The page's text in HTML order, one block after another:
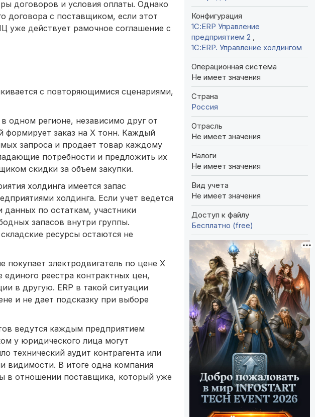
договоров и условия оплаты. Однако
договора с поставщиком, если этот
уже действует рамочное соглашение с
с повторяющимися сценариями,
одном регионе, независимо друг от
формирует заказ на Х тонн. Каждый
запроса и продает товар каждому
потребности и предложить их
скидки за объем закупки.
холдинга имеется запас
холдинга. Если учет ведется
по остаткам, участники
запасов внутри группы.
ресурсы остаются не
электродвигатель по цене Х
единого реестра контрактных цен,
в другую. ERP в такой ситуации
и не дает подсказку при выборе
ведутся каждым предприятием
у юридического лица могут
технический аудит контрагента или
видимости. В итоге одна компания
в отношении поставщика, который уже
Конфигурация
1С:ERP Управление
предприятием 2
1С:ERP. Управление холдингом
Операционная система
Не имеет значения
Страна
Россия
Отрасль
Не имеет значения
Налоги
Не имеет значения
Вид учета
Не имеет значения
Доступ к файлу
Бесплатно (free)